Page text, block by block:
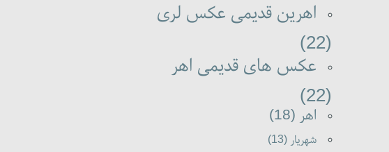
اهرین قدیمی عکس لری
(22)
عکس های قدیمی اهر
(22)
اهر (18)
شهریار (13)